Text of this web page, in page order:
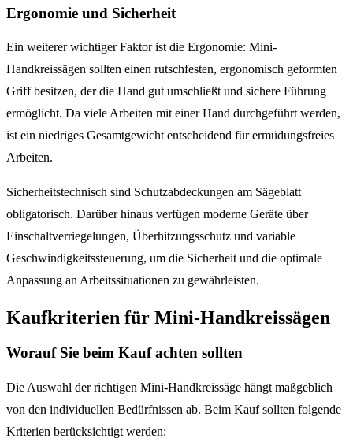
Ergonomie und Sicherheit
Ein weiterer wichtiger Faktor ist die Ergonomie: Mini-
Handkreissägen sollten einen rutschfesten, ergonomisch geformten
Griff besitzen, der die Hand gut umschließt und sichere Führung
ermöglicht. Da viele Arbeiten mit einer Hand durchgeführt werden,
ist ein niedriges Gesamtgewicht entscheidend für ermüdungsfreies
Arbeiten.
Sicherheitstechnisch sind Schutzabdeckungen am Sägeblatt
obligatorisch. Darüber hinaus verfügen moderne Geräte über
Einschaltverriegelungen, Überhitzungsschutz und variable
Geschwindigkeitssteuerung, um die Sicherheit und die optimale
Anpassung an Arbeitssituationen zu gewährleisten.
Kaufkriterien für Mini-Handkreissägen
Worauf Sie beim Kauf achten sollten
Die Auswahl der richtigen Mini-Handkreissäge hängt maßgeblich
von den individuellen Bedürfnissen ab. Beim Kauf sollten folgende
Kriterien berücksichtigt werden: